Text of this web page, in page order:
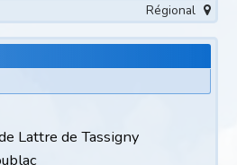
Régional
Lattre de Tassigny